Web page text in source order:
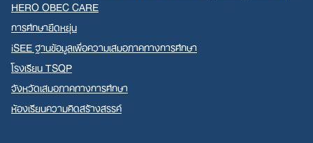
HERO OBEC CARE
การศึกษายืดหยุ่น
iSEE ฐานข้อมูลเพื่อความเสมอภาคทางการศึกษา
โรงเรียน TSQP
จังหวัดเสมอภาคทางการศึกษา
ห้องเรียนความคิดสร้างสรรค์